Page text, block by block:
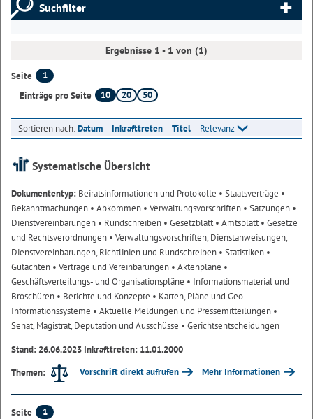
Suchfilter
Ergebnisse 1 - 1 von (1)
Seite
1
Einträge pro Seite
10 20 50
Sortieren nach:Datum Inkrafttreten Titel Relevanz
Systematische Übersicht
Dokumententyp: Beiratsinformationen und Protokolle • Staatsverträge •
Bekanntmachungen • Abkommen • Verwaltungsvorschriften • Satzungen •
Dienstvereinbarungen • Rundschreiben • Gesetzblatt• Amtsblatt• Gesetze
und Rechtsverordnungen • Verwaltungsvorschriften, Dienstanweisungen,
Dienstvereinbarungen, Richtlinien und Rundschreiben • Statistiken •
Gutachten • Verträge und Vereinbarungen • Aktenpläne •
Geschäftsverteilungs- und Organisationspläne • Informationsmaterial und
Broschüren • Berichte und Konzepte • Karten, Pläne und Geo-
Informationssysteme • Aktuelle Meldungen und Pressemitteilungen •
Senat, Magistrat, Deputation und Ausschüsse • Gerichtsentscheidungen
Stand: 26.06.2023 Inkrafttreten: 11.01.2000
Themen:
Vorschrift direkt aufrufen Mehr Informationen
Seite
1